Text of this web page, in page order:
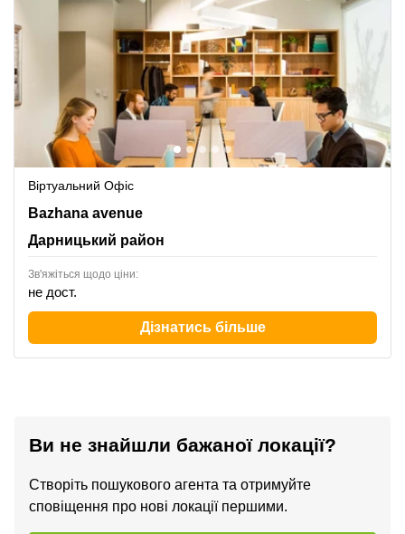
Віртуальний Офіс
151- B Bazhana avenue, Дарницький район
Bazhana avenue
Дарницький район
Зв'яжіться щодо ціни:
не дост.
Дізнатись більше
Ви не знайшли бажаної локації?
Створіть пошукового агента та отримуйте
сповіщення про нові локації першими.